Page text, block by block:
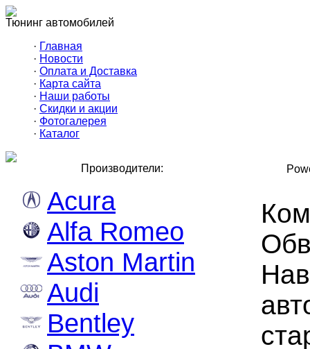
Тюнинг автомобилей
· Главная
· Новости
· Оплата и Доставка
· Карта сайта
· Наши работы
· Скидки и акции
· Фотогалерея
· Каталог
Производители:
Acura
Alfa Romeo
Aston Martin
Audi
Bentley